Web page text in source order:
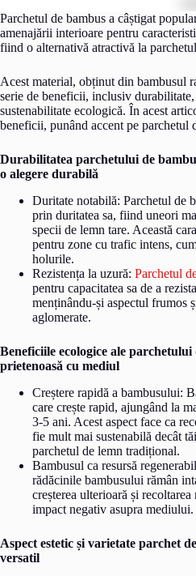
Parchetul de bambus a câștigat
amenajării interioare pentru
fiind o alternativă atractivă la
Acest material, obținut din bambusul
serie de beneficii, inclusiv durabilitate,
sustenabilitate ecologică. În acest
beneficii, punând accent pe parchetul
Durabilitatea parchetului de
o alegere durabilă
Duritate notabilă: Parchetul de
prin duritatea sa, fiind uneori
specii de lemn tare. Această
pentru zone cu trafic intens,
holurile.
Rezistența la uzură: Parchetul
pentru capacitatea sa de a
menținându-și aspectul frumos
aglomerate.
Beneficiile ecologice ale
prietenoasă cu mediul
Creștere rapidă a bambusului:
care crește rapid, ajungând la
3-5 ani. Acest aspect face ca
fie mult mai sustenabilă decât
parchetul de lemn tradițional.
Bambusul ca resursă
rădăcinile bambusului rămân
creșterea ulterioară și
impact negativ asupra mediului.
Aspect estetic și varietate parchet
versatil